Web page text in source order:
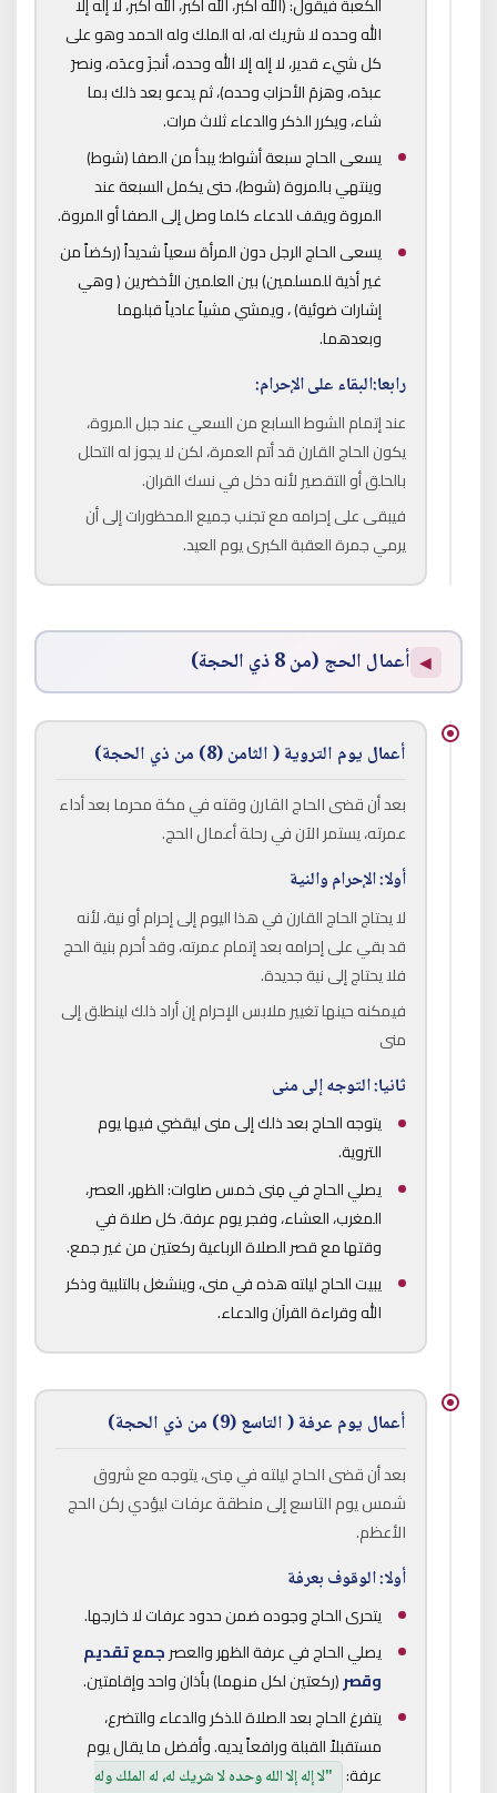
الله وحده لا شريك له، له الملك وله الحمد وهو على
كل شيء قدير، لا إله إلا الله وحده، أنجزَ وعدَه، ونصرَ
عبدَه، وهزمَ الأحزابَ وحده)، ثم يدعو بعد ذلك بما
شاء، ويكرر الذكر والدعاء ثلاث مرات.
يسعى الحاج سبعة أشواط؛ يبدأ من الصفا (شوط)
وينتهي بالمروة (شوط)، حتى يكمل السبعة عند
المروة ويقف للدعاء كلما وصل إلى الصفا أو المروة.
يسعى الحاج الرجل دون المرأة سعياً شديداً (ركضاً من
غير أذية للمسلمين) بين العلمين الأخضرين ( وهي
إشارات ضوئية) ، ويمشي مشياً عادياً قبلهما
وبعدهما.
رابعا:البقاء على الإحرام:
عند إتمام الشوط السابع من السعي عند جبل المروة،
يكون الحاج القارن قد أتم العمرة، لكن لا يجوز له التحلل
بالحلق أو التقصير لأنه دخل في نسك القران.
فيبقى على إحرامه مع تجنب جميع المحظورات إلى أن
يرمي جمرة العقبة الكبرى يوم العيد.
◀ أعمال الحج (من 8 ذي الحجة)
أعمال يوم التروية ( الثامن (8) من ذي الحجة)
بعد أن قضى الحاج القارن وقته في مكة محرما بعد أداء
عمرته، يستمر الآن في رحلة أعمال الحج.
أولا: الإحرام والنية
لا يحتاج الحاج القارن في هذا اليوم إلى إحرام أو نية، لأنه
قد بقي على إحرامه بعد إتمام عمرته، وقد أحرم بنية الحج
فلا يحتاج إلى نية جديدة.
فيمكنه حينها تغيير ملابس الإحرام إن أراد ذلك لينطلق إلى
منى
ثانيا: التوجه إلى منى
يتوجه الحاج بعد ذلك إلى منى ليقضي فيها يوم
التروية.
يصلي الحاج في مِنى خمس صلوات: الظهر، العصر،
المغرب، العشاء، وفجر يوم عرفة. كل صلاة في
وقتها مع قصر الصلاة الرباعية ركعتين من غير جمع.
يبيت الحاج ليلته هذه في منى، وينشغل بالتلبية وذكر
الله وقراءة القرآن والدعاء.
أعمال يوم عرفة ( التاسع (9) من ذي الحجة)
بعد أن قضى الحاج ليلته في مِنى، يتوجه مع شروق
شمس يوم التاسع إلى منطقة عرفات ليؤدي ركن الحج
الأعظم.
أولا: الوقوف بعرفة
يتحرى الحاج وجوده ضمن حدود عرفات لا خارجها.
يصلي الحاج في عرفة الظهر والعصرجمع تقديم
وقصر(ركعتين لكل منهما) بأذان واحد وإقامتين.
يتفرغ الحاج بعد الصلاة للذكر والدعاء والتضرع،
مستقبلاً القبلة ورافعاً يديه. وأفضل ما يقال يوم
عرفة: "لا إله إلا الله وحده لا شريك له، له الملك وله